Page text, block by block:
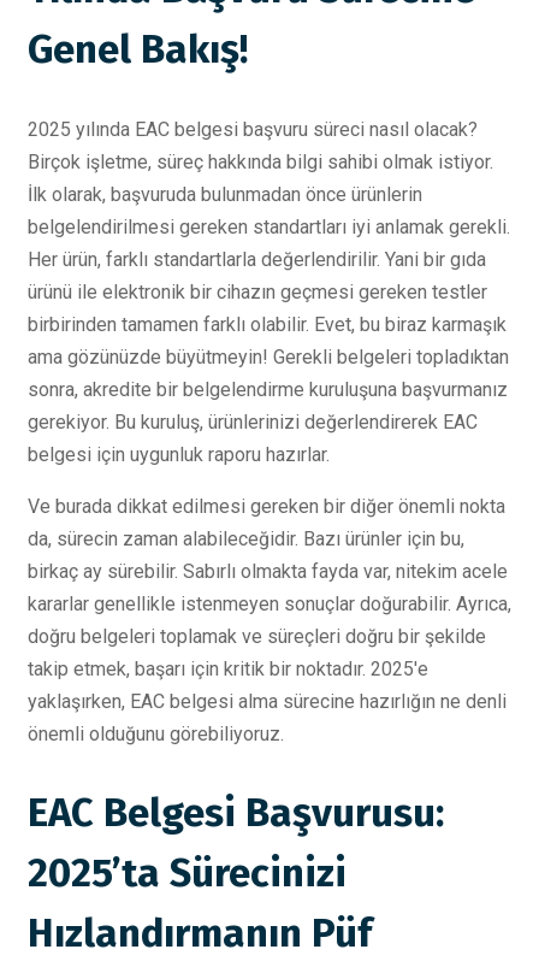
Genel Bakış!
2025 yılında EAC belgesi başvuru süreci nasıl olacak?
Birçok işletme, süreç hakkında bilgi sahibi olmak istiyor.
İlk olarak, başvuruda bulunmadan önce ürünlerin
belgelendirilmesi gereken standartları iyi anlamak gerekli.
Her ürün, farklı standartlarla değerlendirilir. Yani bir gıda
ürünü ile elektronik bir cihazın geçmesi gereken testler
birbirinden tamamen farklı olabilir. Evet, bu biraz karmaşık
ama gözünüzde büyütmeyin! Gerekli belgeleri topladıktan
sonra, akredite bir belgelendirme kuruluşuna başvurmanız
gerekiyor. Bu kuruluş, ürünlerinizi değerlendirerek EAC
belgesi için uygunluk raporu hazırlar.
Ve burada dikkat edilmesi gereken bir diğer önemli nokta
da, sürecin zaman alabileceğidir. Bazı ürünler için bu,
birkaç ay sürebilir. Sabırlı olmakta fayda var, nitekim acele
kararlar genellikle istenmeyen sonuçlar doğurabilir. Ayrıca,
doğru belgeleri toplamak ve süreçleri doğru bir şekilde
takip etmek, başarı için kritik bir noktadır. 2025'e
yaklaşırken, EAC belgesi alma sürecine hazırlığın ne denli
önemli olduğunu görebiliyoruz.
EAC Belgesi Başvurusu:
2025’ta Sürecinizi
Hızlandırmanın Püf